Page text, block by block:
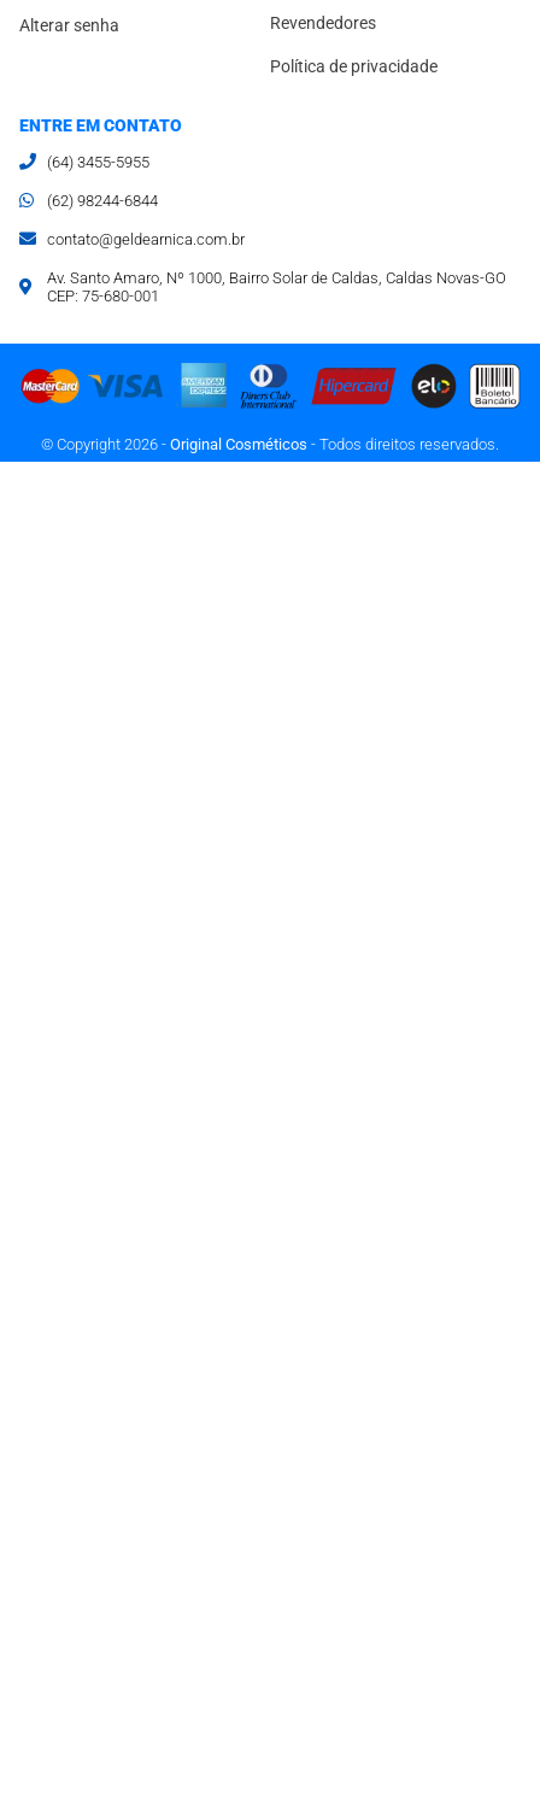
Alterar senha Revendedores
Política de privacidade
ENTRE EM CONTATO
(64) 3455-5955
(62) 98244-6844
contato@geldearnica.com.br
Av. Santo Amaro, Nº 1000, Bairro Solar de Caldas, Caldas Novas-GO
CEP: 75-680-001
© Copyright 2026 - Original Cosméticos - Todos direitos reservados.